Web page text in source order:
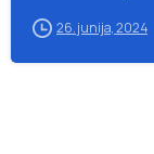
26. junija, 2024